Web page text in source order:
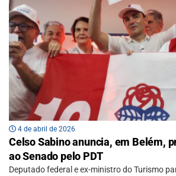
4 de abril de 2026
Celso Sabino anuncia, em Belém,
ao Senado pelo PDT
Deputado federal e ex-ministro do Turismo